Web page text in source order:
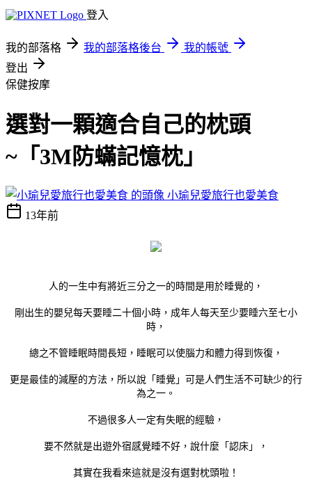
登入
我的部落格 我的部落格後台
我的帳號
登出
保健按摩
選對一顆適合自己的枕頭
~「3M防蟎記憶枕」
小瑜兒愛旅行也愛美食
13年前
人的一生中有將近三分之一的時間是用於睡覺的，
剛出生的嬰兒每天要睡二十個小時，成年人每天至少要睡六至七小
時，
總之不管睡眠時間長短，睡眠可以使腦力和體力得到恢復，
更是最佳的減壓的方法，所以說「睡覺」可是人們生活不可缺少的行
為之一。
不過很多人一定有失眠的經驗，
要不然就是出遊外宿感覺睡不好，說什麼「認床」，
其實在我看來這就是沒有選對枕頭啦！